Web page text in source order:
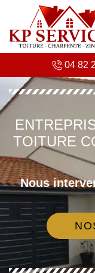
04 82
TOITURE
Nous